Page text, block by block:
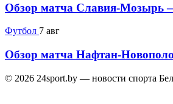
Обзор матча Славия-Мозырь
Футбол 7 авг
Обзор матча Нафтан-
© 2026 24sport.by — новости спорта